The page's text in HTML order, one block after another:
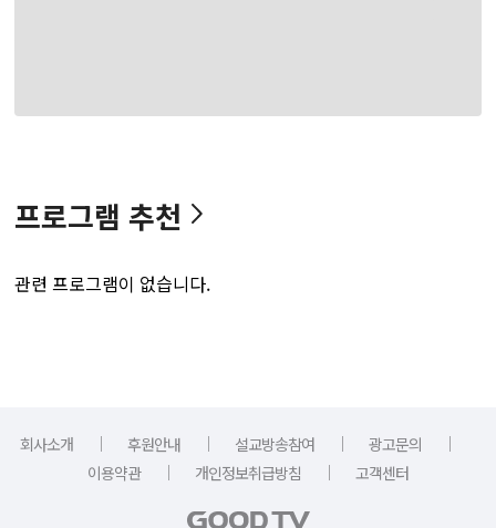
프로그램 추천
관련 프로그램이 없습니다.
회사소개 ｜ 후원안내 ｜ 설교방송참여 ｜ 광고문의
｜
이용약관
｜ 개인정보취급방침 ｜ 고객센터